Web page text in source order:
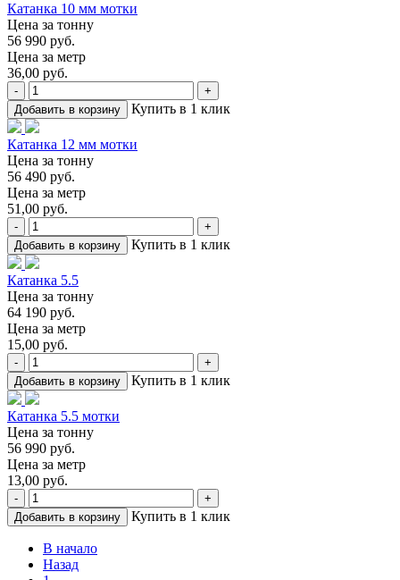
Катанка 10 мм мотки
Цена за тонну
56 990 руб.
Цена за метр
36,00 руб.
-
+
Добавить в корзину
Купить в 1 клик
Катанка 12 мм мотки
Цена за тонну
56 490 руб.
Цена за метр
51,00 руб.
-
+
Добавить в корзину
Купить в 1 клик
Катанка 5.5
Цена за тонну
64 190 руб.
Цена за метр
15,00 руб.
-
+
Добавить в корзину
Купить в 1 клик
Катанка 5.5 мотки
Цена за тонну
56 990 руб.
Цена за метр
13,00 руб.
-
+
Добавить в корзину
Купить в 1 клик
В начало
Назад